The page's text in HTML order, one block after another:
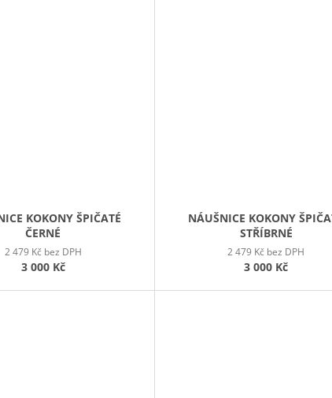
KOKONY ŠPIČATÉ
ČERNÉ
2 479 Kč bez DPH
3 000 Kč
NÁUŠNICE KOKONY
STŘÍBRNÉ
2 479 Kč bez DPH
3 000 Kč